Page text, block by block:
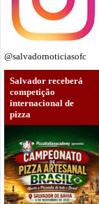
@salvadornoticiasofc
Salvador receberá
competição
internacional de
pizza